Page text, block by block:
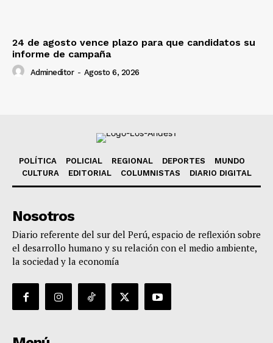
24 de agosto vence plazo para que candidatos su
informe de campaña
Admineditor - Agosto 6, 2026
POLÍTICA POLICIAL REGIONAL DEPORTES
MUNDO
CULTURA
EDITORIAL COLUMNISTAS DIARIO DIGITAL
Nosotros
Diario referente del sur del Perú, espacio de reflexión sobre
el desarrollo humano y su relación con el medio ambiente,
la sociedad y la economía